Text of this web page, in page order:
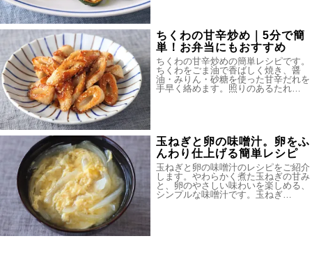
ちくわの甘辛炒め｜5分で簡
単！お弁当にもおすすめ
ちくわの甘辛炒めの簡単レシピです。
ちくわをごま油で香ばしく焼き、醤
油・みりん・砂糖を使った甘辛だれを
手早く絡めます。照りのあるたれ…
玉ねぎと卵の味噌汁。卵をふ
んわり仕上げる簡単レシピ
玉ねぎと卵の味噌汁のレシピをご紹介
します。やわらかく煮た玉ねぎの甘み
と、卵のやさしい味わいを楽しめる、
シンプルな味噌汁です。玉ねぎ…